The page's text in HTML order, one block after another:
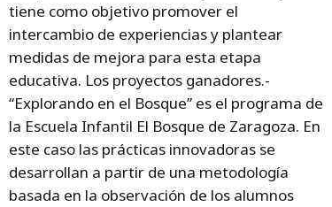
tiene como objetivo promover el
intercambio de experiencias y plantear
medidas de mejora para esta etapa
educativa. Los proyectos ganadores.-
“Explorando en el Bosque” es el programa de
la Escuela Infantil El Bosque de Zaragoza. En
este caso las prácticas innovadoras se
desarrollan a partir de una metodología
basada en la observación de los alumnos